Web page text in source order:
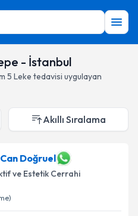
- İstanbul
5 Leke tedavisi uygulayan
Akıllı Sıralama
Doğruel
ve Estetik Cerrahi